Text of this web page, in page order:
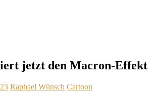
jetzt den Macron-Effekt
Raphael Wünsch Cartoon